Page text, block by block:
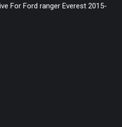
For Ford ranger Everest 2015-